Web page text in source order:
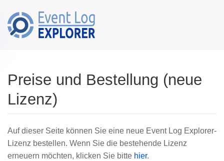
Skip to main content
Preise und Bestellung (neue
Lizenz)
Auf dieser Seite können Sie eine neue Event Log Explorer-
Lizenz bestellen. Wenn Sie die bestehende Lizenz
erneuern möchten, klicken Sie bitte hier.